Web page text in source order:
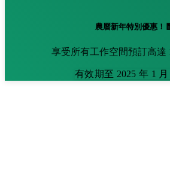
農曆新年特別優惠！🧧
享受所有工作空間預訂高達
有效期至 2025 年 1 月